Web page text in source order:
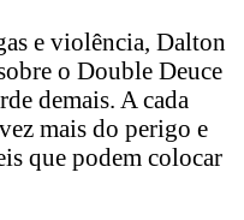
e violência, Dalton
o Double Deuce
demais. A cada
mais do perigo e
que podem colocar